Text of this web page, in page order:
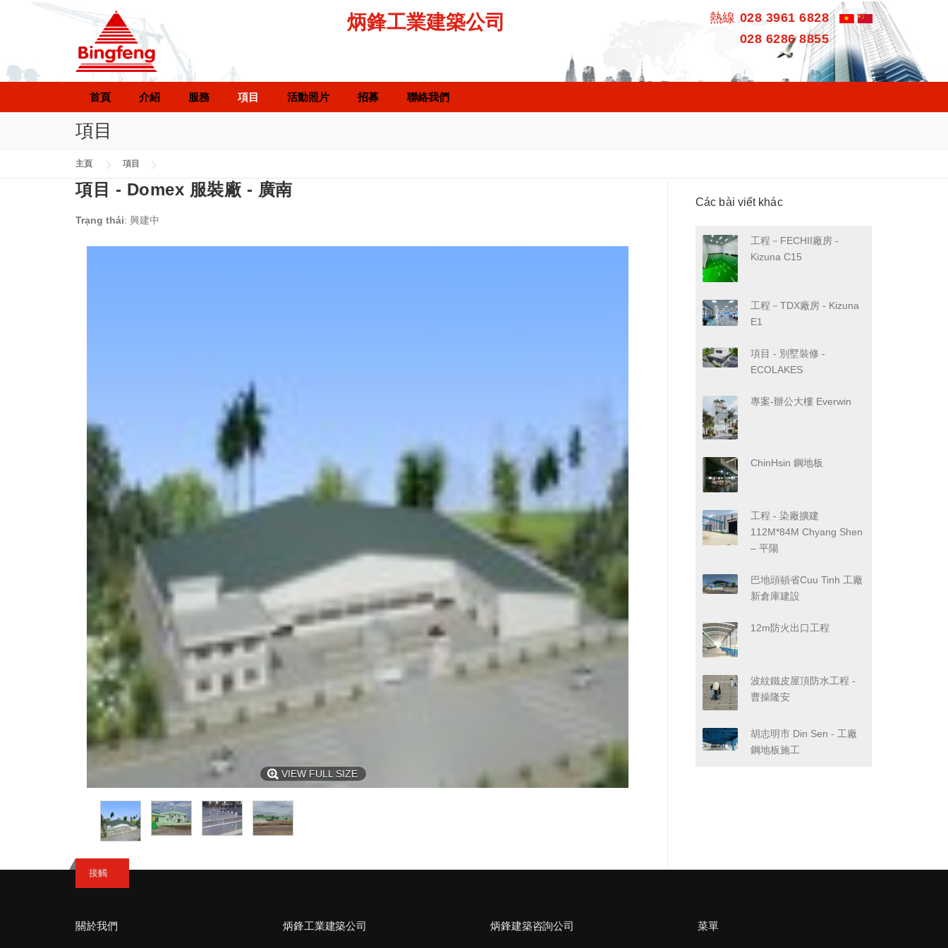
Skip to content
炳鋒工業建築公司 熱線 028 3961 6828
028 6286 8855
首頁 介紹 服務 項目 活動照片 招募 聯絡我們
項目
主頁 項目
項目 - Domex 服裝廠 - 廣南
Trạng thái: 興建中
VIEW FULL SIZE
Các bài viết khác
工程－FECHII廠房 -
Kizuna C15
工程－TDX廠房 - Kizuna
E1
項目 - 別墅裝修 -
ECOLAKES
專案-辦公大樓 Everwin
ChinHsin 鋼地板
工程 - 染廠擴建
112M*84M Chyang Shen
– 平陽
巴地頭頓省Cuu Tinh 工廠
新倉庫建設
12m防火出口工程
波紋鐵皮屋頂防水工程 -
曹操隆安
胡志明市 Din Sen - 工廠
鋼地板施工
接觸
關於我們 炳鋒工業建築公司 炳鋒建築咨詢公司 菜單